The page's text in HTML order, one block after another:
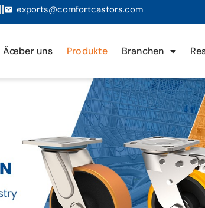
exports@comfortcastors.com
Ãœber uns Produkte Branchen